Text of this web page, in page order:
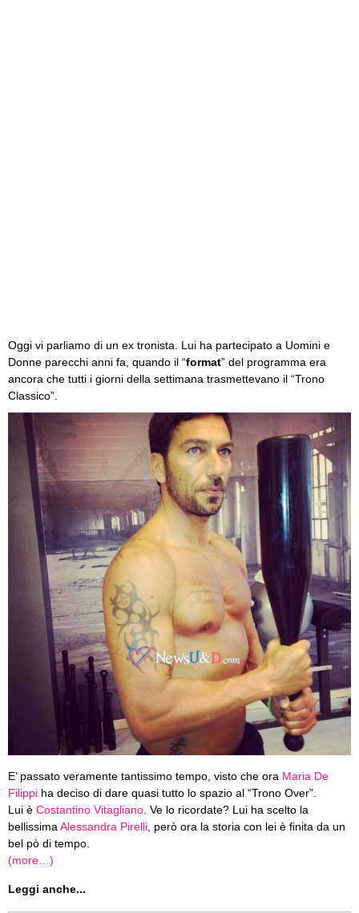
Oggi vi parliamo di un ex tronista. Lui ha partecipato a Uomini e
Donne parecchi anni fa, quando il “format” del programma era
ancora che tutti i giorni della settimana trasmettevano il “Trono
Classico”.
E’ passato veramente tantissimo tempo, visto che ora Maria De
Filippi ha deciso di dare quasi tutto lo spazio al “Trono Over”.
Lui è Costantino Vitagliano . Ve lo ricordate? Lui ha scelto la
bellissima Alessandra Pirelli , però ora la storia con lei è finita da un
bel pò di tempo.
(more…)
Leggi anche...